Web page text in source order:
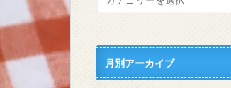
月別アーカイブ